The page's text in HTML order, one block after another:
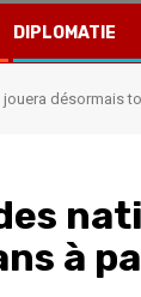
DIPLOMATIE
désormais
à